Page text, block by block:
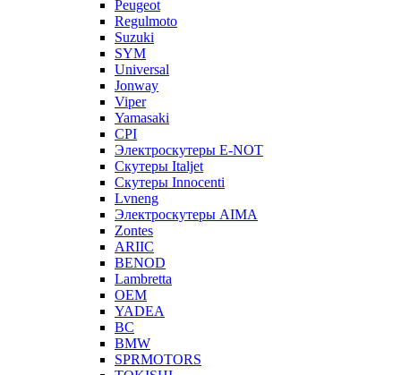
Peugeot
Regulmoto
Suzuki
SYM
Universal
Jonway
Viper
Yamasaki
CPI
Электроскутеры E-NOT
Скутеры Italjet
Скутеры Innocenti
Lvneng
Электроскутеры AIMA
Zontes
ARIIC
BENOD
Lambretta
OEM
YADEA
BC
BMW
SPRMOTORS